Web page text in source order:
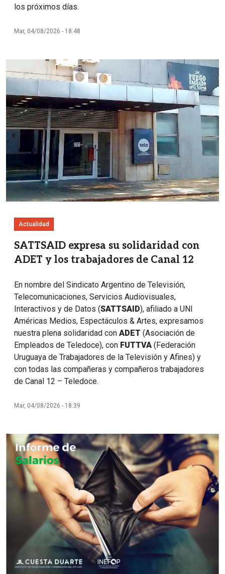
los próximos días.
Mar, 04/08/2026 - 18:48
Actualidad
SATTSAID expresa su solidaridad con
ADET y los trabajadores de Canal 12
En nombre del Sindicato Argentino de Televisión,
Telecomunicaciones, Servicios Audiovisuales,
Interactivos y de Datos (SATTSAID), afiliado a UNI
Américas Medios, Espectáculos & Artes, expresamos
nuestra plena solidaridad con ADET (Asociación de
Empleados de Teledoce), con FUTTVA (Federación
Uruguaya de Trabajadores de la Televisión y Afines) y
con todas las compañeras y compañeros trabajadores
de Canal 12 – Teledoce.
Mar, 04/08/2026 - 18:39
Imagen